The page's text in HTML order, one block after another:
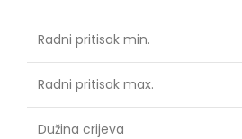
Radni pritisak min.
Radni pritisak max.
Dužina crijeva